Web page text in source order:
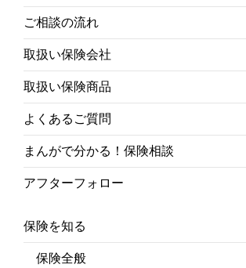
ご相談の流れ
取扱い保険会社
取扱い保険商品
よくあるご質問
まんがで分かる！保険相談
アフターフォロー
保険を知る
保険全般